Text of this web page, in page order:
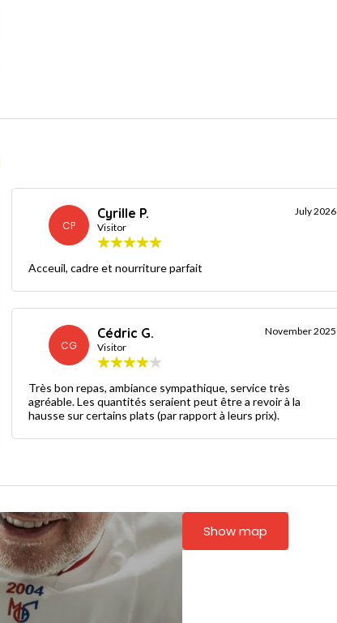
CP
Cyrille P.
Visitor
July 2026
Acceuil, cadre et nourriture parfait
CG
Cédric G.
Visitor
November 2025
Très bon repas, ambiance sympathique, service très
agréable. Les quantités seraient peut être a revoir à la
hausse sur certains plats (par rapport à leurs prix).
Show map